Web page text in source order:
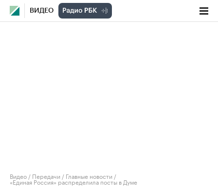
ВИДЕО
Видео / Передачи / Главные новости /
«Единая Россия» распределила посты в Думе